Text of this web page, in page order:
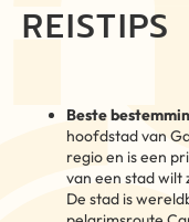
REISTIPS
Beste
hoofdstad van
regio en is een
van een stad wilt
De stad is